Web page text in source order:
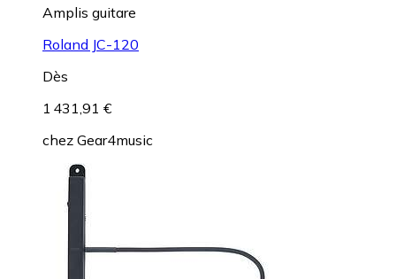
Amplis guitare
Roland JC-120
Dès
1 431,91 €
chez Gear4music